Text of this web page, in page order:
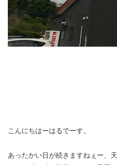
こんにちはーはるでーす。
あったかい日が続きますねぇー、